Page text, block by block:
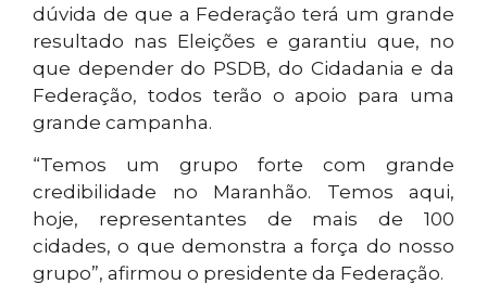
dúvida de que a Federação terá um grande
resultado nas Eleições e garantiu que, no
que depender do PSDB, do Cidadania e da
Federação, todos terão o apoio para uma
grande campanha.
“Temos um grupo forte com grande
credibilidade no Maranhão. Temos aqui,
hoje, representantes de mais de 100
cidades, o que demonstra a força do nosso
grupo”, afirmou o presidente da Federação.